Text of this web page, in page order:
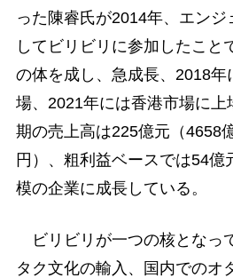
った陳睿氏が2014年、エンジ
してビリビリに参加したこと
の体を成し、急成長、2018年
場、2021年には香港市場に上
期の売上高は225億元（4658
円）、粗利益ベースでは54億
模の企業に成長している。
ビリビリが一つの核となっ
タク文化の輸入、国内でのオ